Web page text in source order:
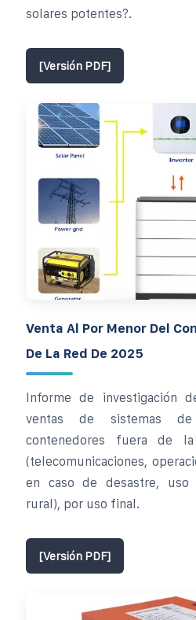
solares potentes?.
[Versión PDF]
Venta Al Por Menor Del
De La Red De 2025
Informe de investigación
ventas de sistemas
contenedores fuera de
(telecomunicaciones,
en caso de desastre, uso
rural), por uso final.
[Versión PDF]